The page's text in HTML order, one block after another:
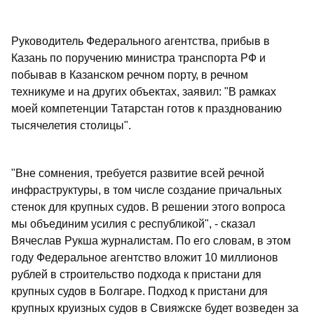
Руководитель Федерального агентства, прибыв в
Казань по поручению министра транспорта РФ и
побывав в Казанском речном порту, в речном
техникуме и на других объектах, заявил: "В рамках
моей компетенции Татарстан готов к празднованию
тысячелетия столицы".
"Вне сомнения, требуется развитие всей речной
инфраструктуры, в том числе создание причальных
стенок для крупных судов. В решении этого вопроса
мы объединим усилия с республикой", - сказал
Вячеслав Рукша журналистам. По его словам, в этом
году Федеральное агентство вложит 10 миллионов
рублей в строительство подхода к пристани для
крупных судов в Болгаре. Подход к пристани для
крупных круизных судов в Свияжске будет возведен за